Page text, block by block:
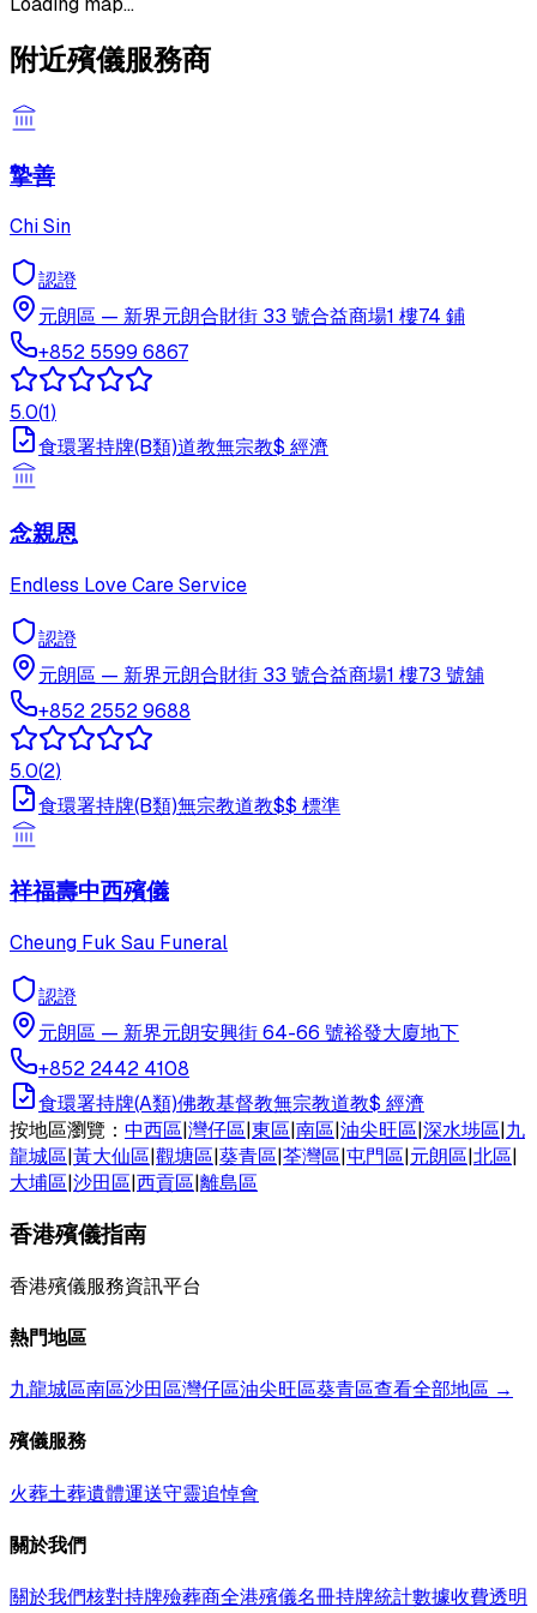
附近殯儀服務商
摯善
Chi Sin
認證
元朗區 — 新界元朗合財街 33 號合益商場1 樓74 鋪
+852 5599 6867
5.0(1)
食環署持牌(B類)道教無宗教$ 經濟
念親恩
Endless Love Care Service
認證
元朗區 — 新界元朗合財街 33 號合益商場1 樓73 號舖
+852 2552 9688
5.0(2)
食環署持牌(B類)無宗教道教$$ 標準
祥福壽中西殯儀
Cheung Fuk Sau Funeral
認證
元朗區 — 新界元朗安興街 64-66 號裕發大廈地下
+852 2442 4108
食環署持牌(A類)佛教基督教無宗教道教$ 經濟
按地區瀏覽： 中西區|灣仔區|東區|南區|油尖旺區|深水埗區|九
龍城區|黃大仙區|觀塘區|葵青區|荃灣區|屯門區|元朗區|北區|
大埔區|沙田區|西貢區|離島區
香港殯儀指南
香港殯儀服務資訊平台
熱門地區
九龍城區南區沙田區灣仔區油尖旺區葵青區查看全部地區 →
殯儀服務
火葬土葬遺體運送守靈追悼會
關於我們
關於我們核對持牌殮葬商全港殯儀名冊持牌統計數據收費透明